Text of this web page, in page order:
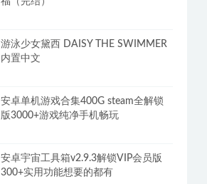
游泳少女黛西 DAISY THE SWIMMER
内置中文
安卓单机游戏合集400G steam全解锁
版3000+游戏纯净手机畅玩
安卓宇宙工具箱v2.9.3解锁VIP会员版
300+实用功能想要的都有